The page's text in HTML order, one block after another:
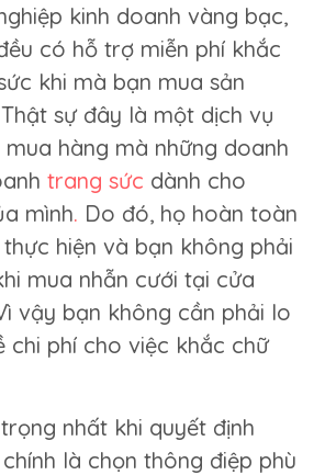
kinh doanh vàng bạc,
có hỗ trợ miễn phí khắc
khi mà bạn mua sản
Thật sự đây là một dịch vụ
hàng mà những doanh
trang sức dành cho
mình. Do đó, họ hoàn toàn
hiện và bạn không phải
mua nhẫn cưới tại cửa
vậy bạn không cần phải lo
chi phí cho việc khắc chữ
nhất khi quyết định
là chọn thông điệp phù